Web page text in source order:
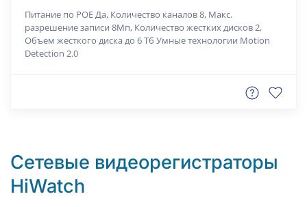
Питание по РОЕ Да, Количество каналов 8, Макс.
разрешение записи 8Мп, Количество жестких дисков 2,
Объем жесткого диска до 6 Тб Умные технологии Motion
Detection 2.0
Сетевые видеорегистраторы
HiWatch